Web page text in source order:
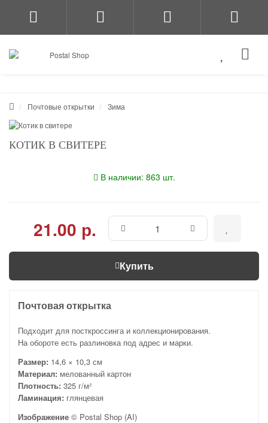
Почтовые открытки Зима
КОТИК В СВИТЕРЕ
В наличии: 863 шт.
21.00 р.
Купить
Почтовая открытка
Подходит для посткроссинга и коллекционирования.
На обороте есть разлиновка под адрес и марки.
Размер: 14,6 × 10,3 см
Материал: мелованный картон
Плотность: 325 г/м²
Ламинация: глянцевая
Изображение © Postal Shop (AI)